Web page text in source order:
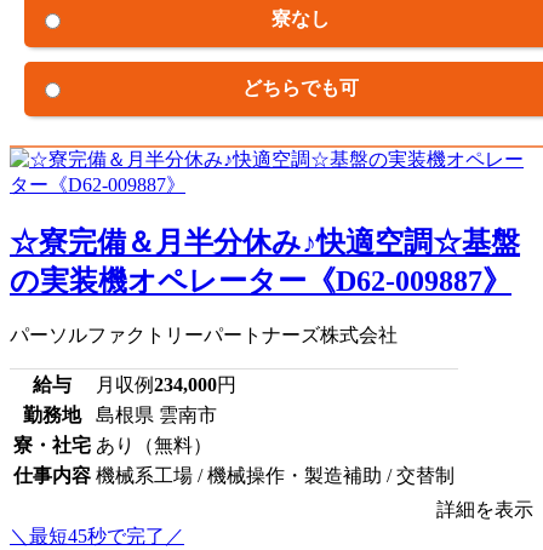
寮なし
どちらでも可
☆寮完備＆月半分休み♪快適空調☆基盤
の実装機オペレーター《D62-009887》
パーソルファクトリーパートナーズ株式会社
給与 月収例234,000円
勤務地
島根県 雲南市
寮・社宅 あり（無料）
仕事内容 機械系工場 / 機械操作・製造補助 / 交替制
詳細を表示
＼最短45秒で完了／